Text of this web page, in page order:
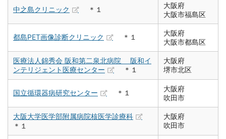
中之島クリニック ＊１
大阪府
大阪市福島区
都島PET画像診断クリニック ＊１
大阪府
大阪市都島区
医療法人錦秀会 阪和第二泉北病院 阪和イ
ンテリジェント医療センター
＊１
大阪府
堺市北区
国立循環器病研究センター ＊１
大阪府
吹田市
大阪大学医学部附属病院核医学診療科
＊１
大阪府
吹田市